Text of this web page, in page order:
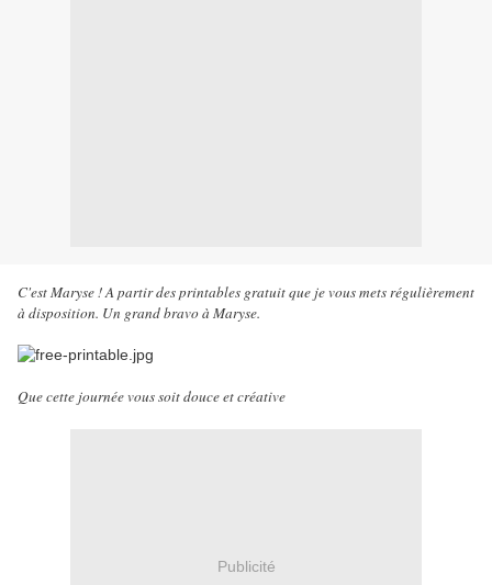
C'est Maryse ! A partir des printables gratuit que je vous mets régulièrement
à disposition. Un grand bravo à Maryse.
Que cette journée vous soit douce et créative
Publicité